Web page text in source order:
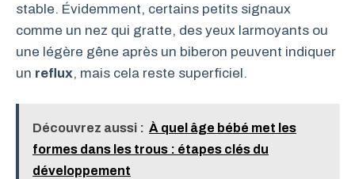
stable. Évidemment, certains petits signaux
comme un nez qui gratte, des yeux larmoyants ou
une légère gêne après un biberon peuvent indiquer
un reflux, mais cela reste superficiel.
Découvrez aussi : À quel âge bébé met les
formes dans les trous : étapes clés du
développement